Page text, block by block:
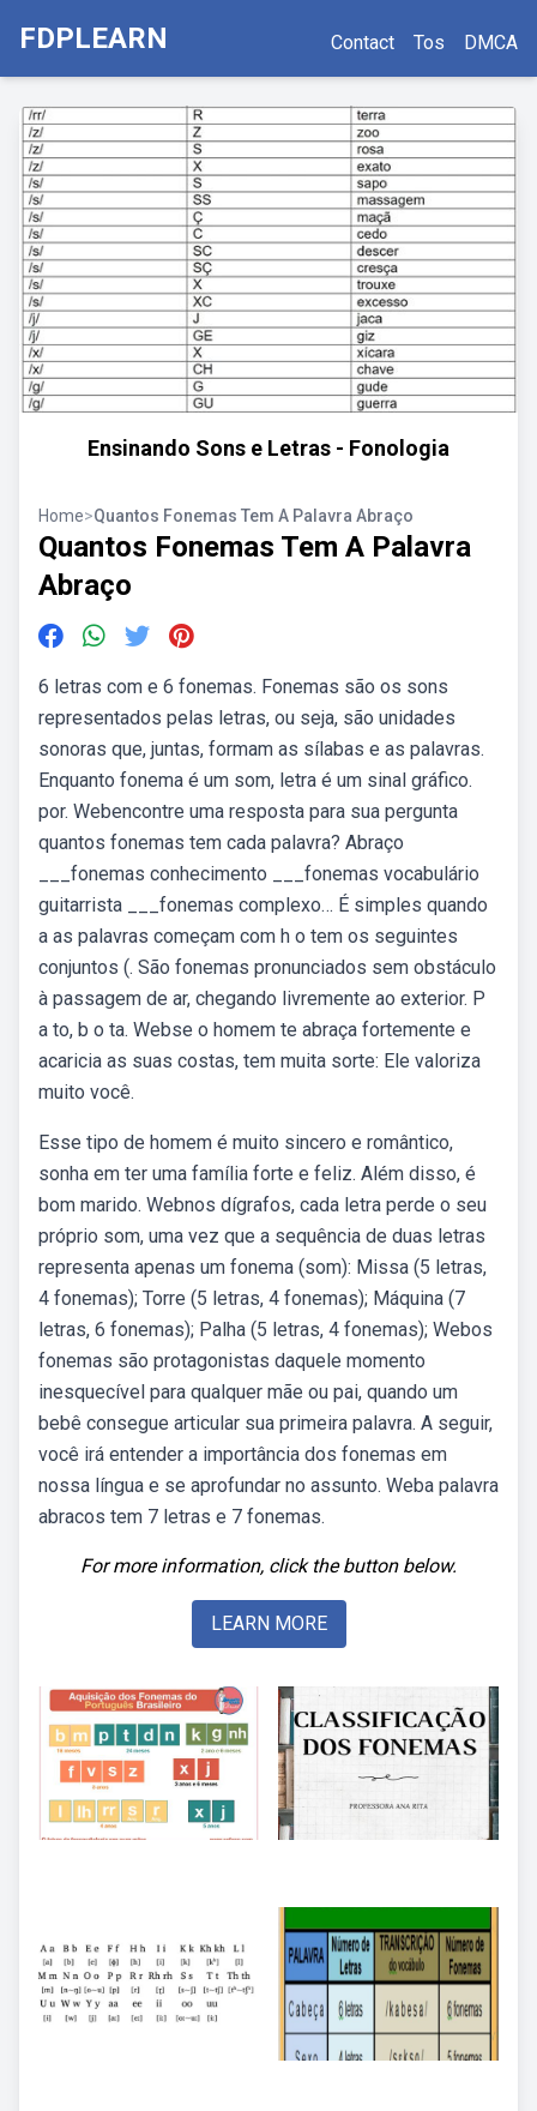
FDPLEARN Contact Tos DMCA
Ensinando Sons e Letras - Fonologia
Home>Quantos Fonemas Tem A Palavra Abraço
Quantos Fonemas Tem A Palavra
Abraço
6 letras com e 6 fonemas. Fonemas são os sons
representados pelas letras, ou seja, são unidades
sonoras que, juntas, formam as sílabas e as palavras.
Enquanto fonema é um som, letra é um sinal gráfico.
por. Webencontre uma resposta para sua pergunta
quantos fonemas tem cada palavra? Abraço
___fonemas conhecimento ___fonemas vocabulário
guitarrista ___fonemas complexo… É simples quando
a as palavras começam com h o tem os seguintes
conjuntos (. São fonemas pronunciados sem obstáculo
à passagem de ar, chegando livremente ao exterior. P
a to, b o ta. Webse o homem te abraça fortemente e
acaricia as suas costas, tem muita sorte: Ele valoriza
muito você.
Esse tipo de homem é muito sincero e romântico,
sonha em ter uma família forte e feliz. Além disso, é
bom marido. Webnos dígrafos, cada letra perde o seu
próprio som, uma vez que a sequência de duas letras
representa apenas um fonema (som): Missa (5 letras,
4 fonemas); Torre (5 letras, 4 fonemas); Máquina (7
letras, 6 fonemas); Palha (5 letras, 4 fonemas); Webos
fonemas são protagonistas daquele momento
inesquecível para qualquer mãe ou pai, quando um
bebê consegue articular sua primeira palavra. A seguir,
você irá entender a importância dos fonemas em
nossa língua e se aprofundar no assunto. Weba palavra
abracos tem 7 letras e 7 fonemas.
For more information, click the button below.
LEARN MORE